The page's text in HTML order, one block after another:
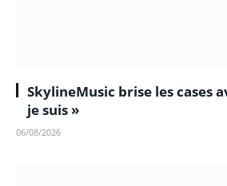
SkylineMusic brise les cases
je suis »
06/08/2026